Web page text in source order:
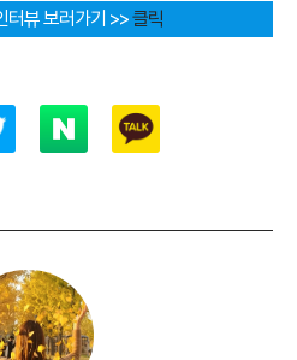
터뷰 보러가기 >>클릭